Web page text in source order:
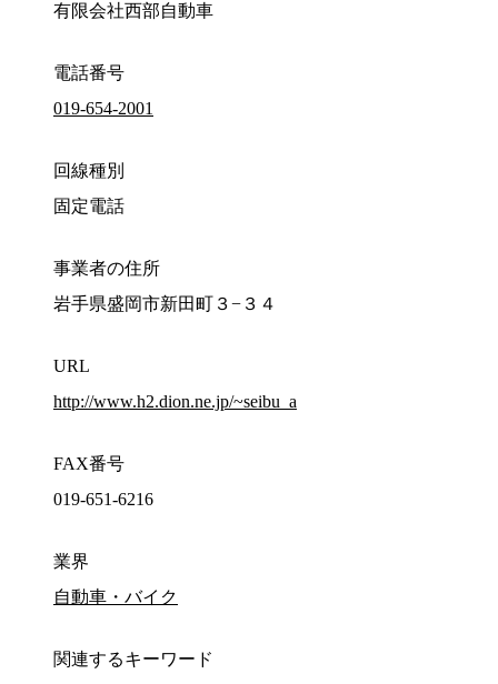
有限会社西部自動車
電話番号
019-654-2001
回線種別
固定電話
事業者の住所
岩手県盛岡市新田町３−３４
URL
http://www.h2.dion.ne.jp/~seibu_a
FAX番号
019-651-6216
業界
自動車・バイク
関連するキーワード